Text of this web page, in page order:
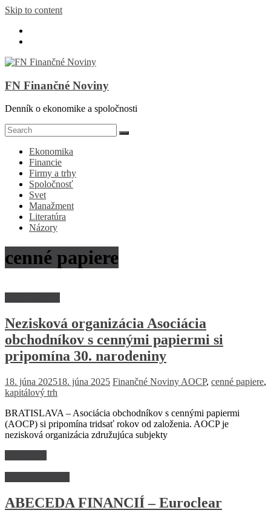
Skip to content
FN Finančné Noviny
Denník o ekonomike a spoločnosti
Ekonomika
Financie
Firmy a trhy
Spoločnosť
Svet
Manažment
Literatúra
Názory
cenné papiere
Nezisková organizácia Asociácia
obchodníkov s cennými papiermi si
pripomína 30. narodeniny
18. júna 202518. júna 2025 Finančné Noviny AOCP, cenné papiere,
kapitálový trh
BRATISLAVA – Asociácia obchodníkov s cennými papiermi
(AOCP) si pripomína tridsať rokov od založenia. AOCP je
nezisková organizácia združujúca subjekty
ABECEDA FINANCIÍ – Euroclear